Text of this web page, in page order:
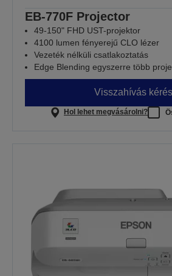
EB-770F Projector
49-150" FHD UST-projektor
4100 lumen fényerejű CLO lézer
Vezeték nélküli csatlakoztatás
Edge Blending egyszerre több
Visszahívás
Hol lehet megvásárolni?